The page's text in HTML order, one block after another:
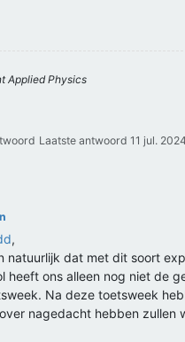
Applied Physics
Laatste antwoord 11 jul.
,
natuurlijk dat met dit soort
heeft ons alleen nog niet de
Na deze toetsweek
nagedacht hebben